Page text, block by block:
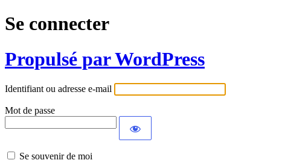
Se connecter
Propulsé par WordPress
Identifiant ou adresse e-mail
Mot de passe
Se souvenir de moi